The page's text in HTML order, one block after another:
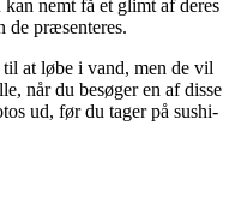
nemt få et glimt af deres
de præsenteres.
at løbe i vand, men de vil
når du besøger en af ​​disse
ud, før du tager på sushi-